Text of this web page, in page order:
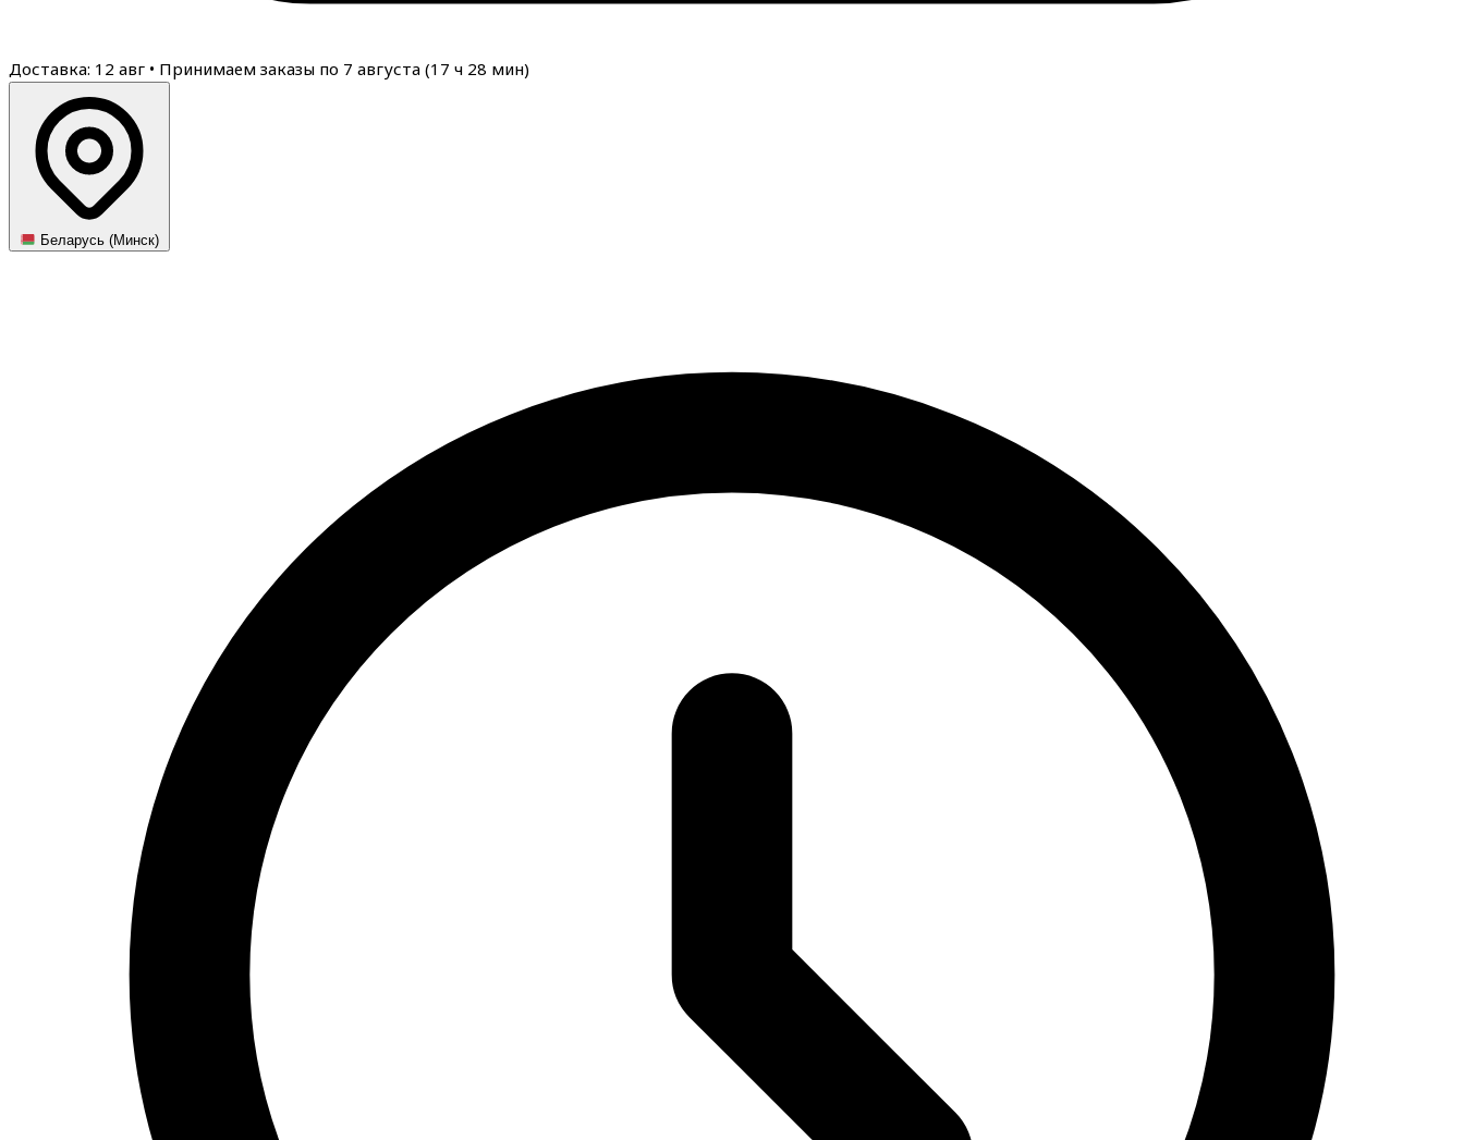
Доставка: 12 авг • Принимаем заказы по 7 августа (17 ч 28 мин)
Беларусь (Минск)